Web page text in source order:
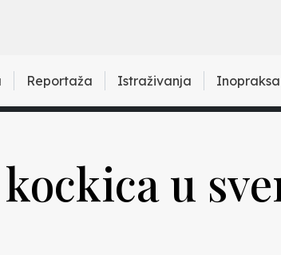
Reportaža Istraživanja Inopraksa
u